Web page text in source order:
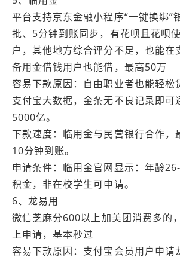
平台支持京东金融小程序“一键换绑”
批、5分钟到账同步，有花呗且花呗
户，其他地方综合评分不足，也能在
备用金借钱用户也能借，最高50万
容易下款原因：自由职业者也能轻松
支付宝大数据，金条无不良记录即可
5000亿。
下款速度：临用金与民营银行合作，
10分钟到账。
申请条件：临用金官网显示：年龄
积金，非在校学生可申请。
6、龙易用
微信芝麻分600以上加美团消费多的
上申请，基本秒过
容易下款原因：支付宝会员用户申请